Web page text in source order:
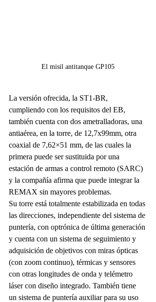
El misil antitanque GP105
La versión ofrecida, la ST1-BR,
cumpliendo con los requisitos del EB,
también cuenta con dos ametralladoras, una
antiaérea, en la torre, de 12,7x99mm, otra
coaxial de 7,62×51 mm, de las cuales la
primera puede ser sustituida por una
estación de armas a control remoto (SARC)
y la compañía afirma que puede integrar la
REMAX sin mayores problemas.
Su torre está totalmente estabilizada en todas
las direcciones, independiente del sistema de
puntería, con optrónica de última generación
y cuenta con un sistema de seguimiento y
adquisición de objetivos con miras ópticas
(con zoom continuo), térmicas y sensores
con otras longitudes de onda y telémetro
láser con diseño integrado. También tiene
un sistema de puntería auxiliar para su uso